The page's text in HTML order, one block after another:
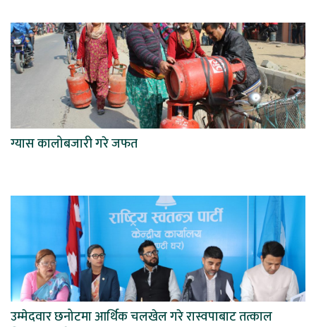
ग्यास कालोबजारी गरे जफत
उम्मेदवार छनोटमा आर्थिक चलखेल गरे रास्वपाबाट तत्काल